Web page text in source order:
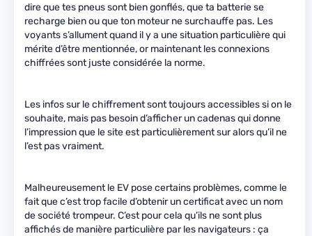
dire que tes pneus sont bien gonflés, que ta batterie se
recharge bien ou que ton moteur ne surchauffe pas. Les
voyants s’allument quand il y a une situation particulière qui
mérite d’être mentionnée, or maintenant les connexions
chiffrées sont juste considérée la norme.
Les infos sur le chiffrement sont toujours accessibles si on le
souhaite, mais pas besoin d’afficher un cadenas qui donne
l’impression que le site est particulièrement sur alors qu’il ne
l’est pas vraiment.
Malheureusement le EV pose certains problèmes, comme le
fait que c’est trop facile d’obtenir un certificat avec un nom
de société trompeur. C’est pour cela qu’ils ne sont plus
affichés de manière particulière par les navigateurs : ça